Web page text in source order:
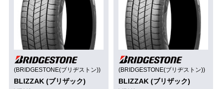
(BRIDGESTONE(ブリヂストン))
BLIZZAK (ブリザック)
(BRIDGESTONE(ブリヂストン))
BLIZZAK (ブリザック)